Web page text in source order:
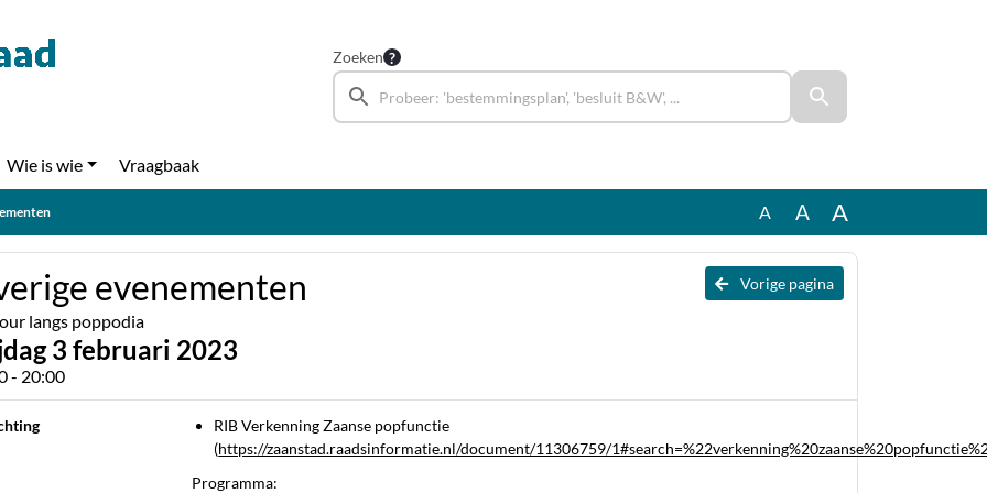
Zoeken
Wie is wie Vraagbaak
A A A
Vorige pagina
evenementen
langs poppodia
3 februari 2023
- 20:00
RIB Verkenning Zaanse popfunctie
(https://zaanstad.raadsinformatie.nl/document/11306759/
Programma: